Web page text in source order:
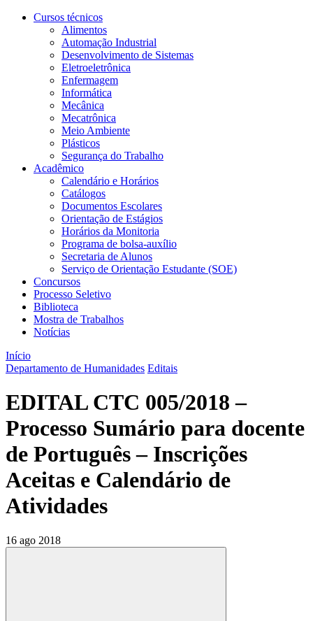
Cursos técnicos
Alimentos
Automação Industrial
Desenvolvimento de Sistemas
Eletroeletrônica
Enfermagem
Informática
Mecânica
Mecatrônica
Meio Ambiente
Plásticos
Segurança do Trabalho
Acadêmico
Calendário e Horários
Catálogos
Documentos Escolares
Orientação de Estágios
Horários da Monitoria
Programa de bolsa-auxílio
Secretaria de Alunos
Serviço de Orientação Estudante (SOE)
Concursos
Processo Seletivo
Biblioteca
Mostra de Trabalhos
Notícias
Início
Departamento de Humanidades Editais
EDITAL CTC 005/2018 –
Processo Sumário para docente
de Português – Inscrições
Aceitas e Calendário de
Atividades
16 ago 2018